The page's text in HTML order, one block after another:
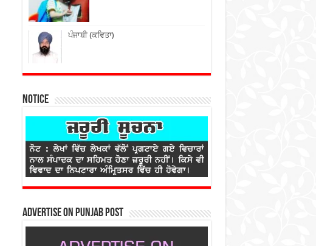
ਪੰਜਾਬੀ (ਕਵਿਤਾ)
Notice
Advertise on Punjab Post